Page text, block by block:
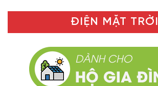
ĐIỆN MẶT TRỜI